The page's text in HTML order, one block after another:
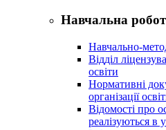
Навчальна
Навчально-
Відділ
освіти
Нормативні
організації
Відомості про
реалізуються в